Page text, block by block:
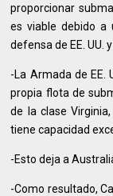
proporcionar
es viable debido a
defensa de EE. UU.
-La Armada de EE.
propia flota de
de la clase
tiene capacidad
-Esto deja a
-Como resultado,